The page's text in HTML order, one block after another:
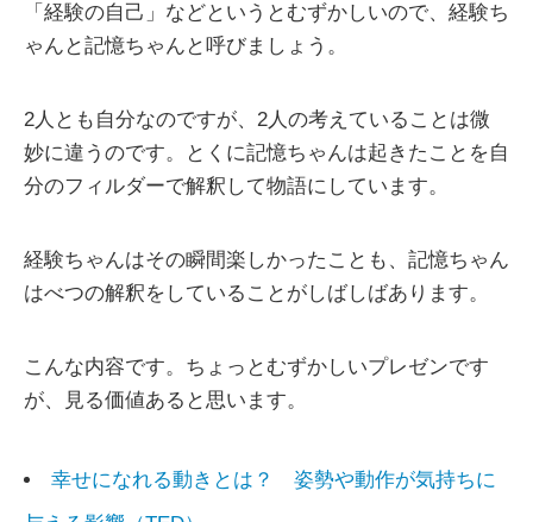
「経験の自己」などというとむずかしいので、経験ち
ゃんと記憶ちゃんと呼びましょう。
2人とも自分なのですが、2人の考えていることは微
妙に違うのです。とくに記憶ちゃんは起きたことを自
分のフィルダーで解釈して物語にしています。
経験ちゃんはその瞬間楽しかったことも、記憶ちゃん
はべつの解釈をしていることがしばしばあります。
こんな内容です。ちょっとむずかしいプレゼンです
が、見る価値あると思います。
幸せになれる動きとは？ 姿勢や動作が気持ちに